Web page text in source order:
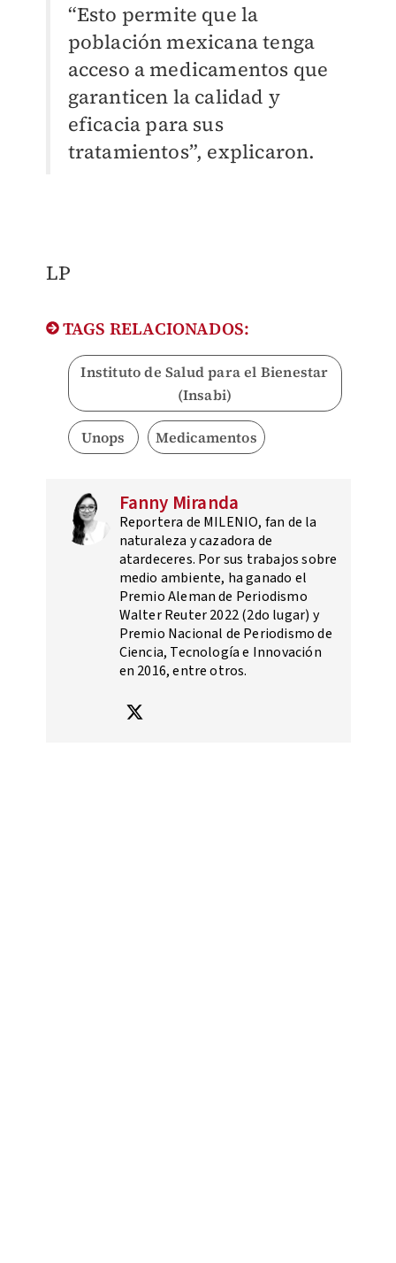
“Esto permite que la
población mexicana tenga
acceso a medicamentos que
garanticen la calidad y
eficacia para sus
tratamientos”, explicaron.
LP​
TAGS RELACIONADOS:
Instituto de Salud para el Bienestar
(Insabi)
Unops Medicamentos
Fanny Miranda
Reportera de MILENIO, fan de la
naturaleza y cazadora de
atardeceres. Por sus trabajos sobre
medio ambiente, ha ganado el
Premio Aleman de Periodismo
Walter Reuter 2022 (2do lugar) y
Premio Nacional de Periodismo de
Ciencia, Tecnología e Innovación
en 2016, entre otros.